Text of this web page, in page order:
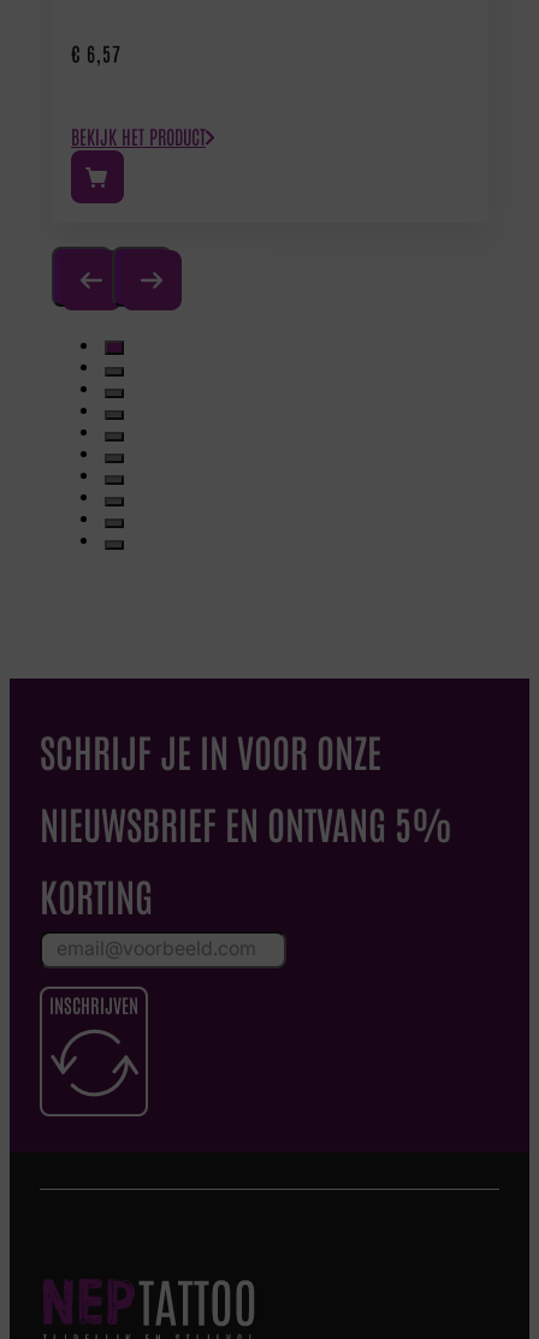
€ 6,57
BEKIJK HET PRODUCT
SCHRIJF JE IN VOOR ONZE
NIEUWSBRIEF EN ONTVANG 5%
KORTING
INSCHRIJVEN